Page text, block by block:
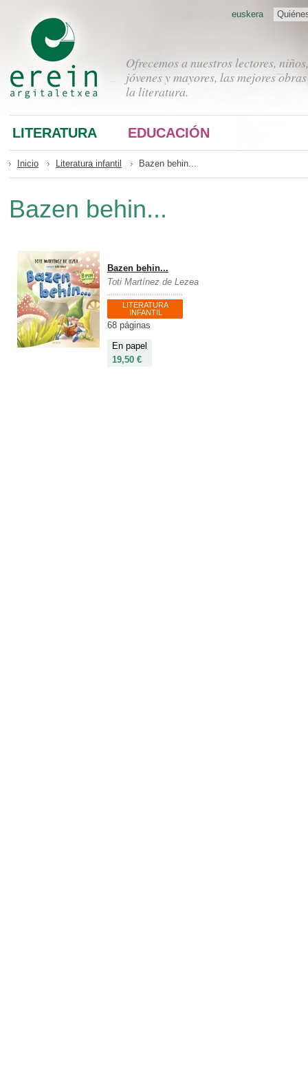
Ofrecemos a nuestros lectores, niños,
jóvenes y mayores, las mejores
la literatura.
euskera
LITERATURA EDUCACIÓN
Inicio Literatura infantil Bazen behin...
Bazen behin...
Bazen behin...
Toti Martínez de Lezea
LITERATURA
INFANTIL
68 páginas
En papel
19,50 €